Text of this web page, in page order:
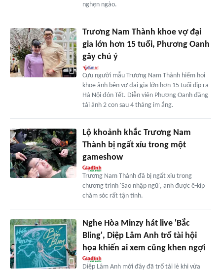
nghẹn ngào.
Trương Nam Thành khoe vợ đại
gia lớn hơn 15 tuổi, Phương Oanh
gây chú ý
Cựu người mẫu Trương Nam Thành hiếm hoi
khoe ảnh bên vợ đại gia lớn hơn 15 tuổi dịp ra
Hà Nội đón Tết. Diễn viên Phương Oanh đăng
tải ảnh 2 con sau 4 tháng im ắng.
Lộ khoảnh khắc Trương Nam
Thành bị ngất xỉu trong một
gameshow
Trương Nam Thành đã bị ngất xỉu trong
chương trình 'Sao nhập ngũ', anh được ê-kíp
chăm sóc rất tận tình.
Nghe Hòa Minzy hát live 'Bắc
Bling', Diệp Lâm Anh trổ tài hội
họa khiến ai xem cũng khen ngợi
Diệp Lâm Anh mới đây đã trổ tài lẻ khi vừa